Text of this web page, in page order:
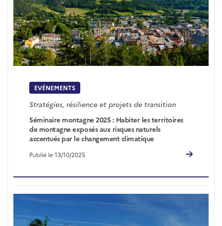
EVÉNEMENTS
Stratégies, résilience et projets de transition
Séminaire montagne 2025 : Habiter les territoires
de montagne exposés aux risques naturels
accentués par le changement climatique
Publié le 13/10/2025